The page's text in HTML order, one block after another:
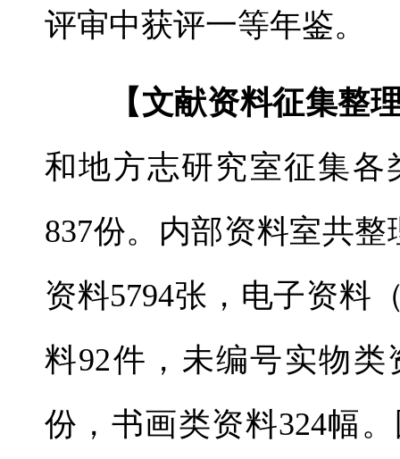
评审中获评一等年鉴。
【文献资料征集整
和地方志研究室征集
837份。内部资料室共
资料5794张，电子资料
料92件，未编号实物类
份，书画类资料324幅